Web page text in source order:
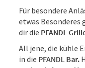
Für besondere
etwas
dir die PFANDL
All jene, die kühle
in die PFANDL Bar.